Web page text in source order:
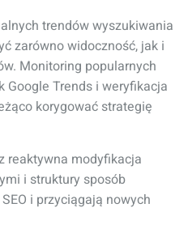
trendów wyszukiwania
zarówno widoczność, jak i
Monitoring popularnych
Trends i weryfikacja
korygować strategię
reaktywna modyfikacja
i struktury sposób
i przyciągają nowych